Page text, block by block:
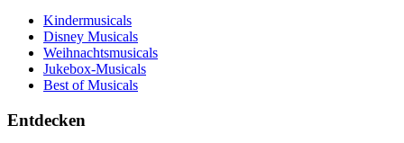
Kindermusicals
Disney Musicals
Weihnachtsmusicals
Jukebox-Musicals
Best of Musicals
Entdecken